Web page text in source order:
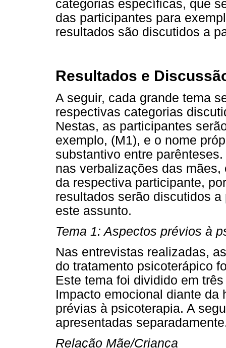
categorias específicas, que
das participantes para
resultados são discutidos a
Resultados e
A seguir, cada grande tema
respectivas categorias
Nestas, as participantes
exemplo, (M1), e o nome
substantivo entre
nas verbalizações das
da respectiva participante,
resultados serão discutidos
este assunto.
Tema 1: Aspectos prévios à
Nas entrevistas realizadas,
do tratamento psicoterápico
Este tema foi dividido em
Impacto emocional diante
prévias à psicoterapia. A
apresentadas
Relação Mãe/Criança